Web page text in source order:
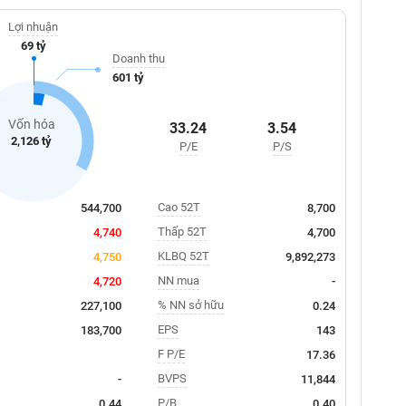
Vốn hóa
2,126 tỷ
Lợi nhuận
69 tỷ
Doanh thu
601 tỷ
33.24
P/E
3.54
P/S
544,700
4,740
4,750
4,720
227,100
183,700
-
0.44
Cao 52T
8,700
Thấp 52T
4,700
KLBQ 52T
9,892,273
NN mua
-
% NN sở hữu
0.24
EPS
143
F P/E
17.36
BVPS
11,844
P/B
0.40